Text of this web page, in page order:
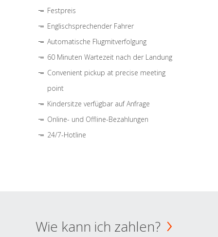
Festpreis
Englischsprechender Fahrer
Automatische Flugmitverfolgung
60 Minuten Wartezeit nach der Landung
Convenient pickup at precise meeting
point
Kindersitze verfügbar auf Anfrage
Online- und Offline-Bezahlungen
24/7-Hotline
Wie kann ich zahlen?